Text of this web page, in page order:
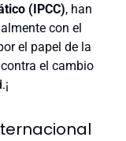
(IPCC), han
con el
el papel de la
el cambio